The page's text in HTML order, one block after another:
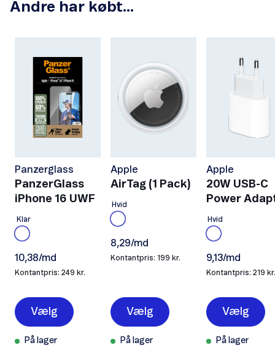
Andre har købt...
Panzerglass
PanzerGlass
iPhone 16 UWF
Klar
10,38/md
Kontantpris: 249 kr.
Vælg
På lager
Apple
AirTag (1 Pack)
Hvid
8,29/md
Kontantpris: 199 kr.
Vælg
På lager
Apple
20W USB-C
Power
Hvid
9,13/md
Kontantpris: 219 kr.
Vælg
På lager